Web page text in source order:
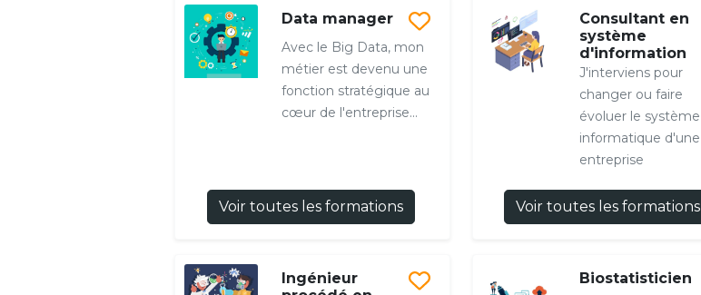
Data manager
Avec le Big Data, mon
métier est devenu une
fonction stratégique au
cœur de l'entreprise...
Voir toutes les formations
Consultant en
système
d'information
J'interviens pour
changer ou faire
évoluer le système
informatique d'une
entreprise
Voir toutes les formations
Ingénieur
Biostatisticien